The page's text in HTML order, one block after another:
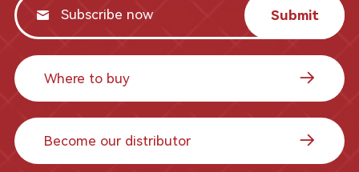
Submit
Where to buy
Become our distributor